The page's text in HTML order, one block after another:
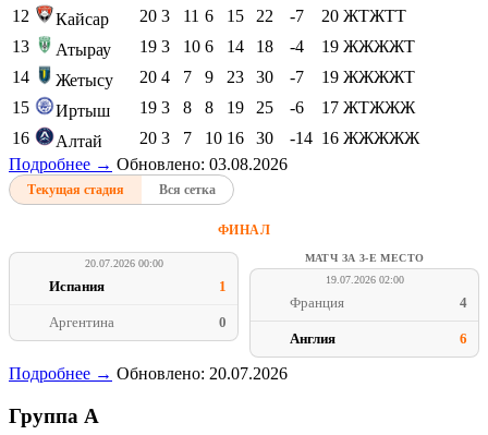
12
Кайсар 20 3 11 6 15 22 -7 20 ЖТЖТТ
13
Атырау 19 3 10 6 14 18 -4 19 ЖЖЖЖТ
14
Жетысу 20 4 7 9 23 30 -7 19 ЖЖЖЖТ
15
Иртыш 19 3 8 8 19 25 -6 17 ЖТЖЖЖ
16
Алтай 20 3 7 10 16 30 -14 16 ЖЖЖЖЖ
Подробнее → Обновлено: 03.08.2026
Текущая стадия Вся сетка
ФИНАЛ
20.07.2026 00:00
Испания 1
Аргентина 0
МАТЧ ЗА 3-Е МЕСТО
19.07.2026 02:00
Франция 4
Англия 6
Подробнее → Обновлено: 20.07.2026
Группа A